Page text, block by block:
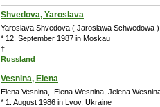
Shvedova, Yaroslava
Yaroslava Shvedova ( Jaroslawa Schwedowa )
* 12. September 1987 in Moskau
†
Russland
Vesnina, Elena
Elena Vesnina, Elena Wesnina, Jelena
* 1. August 1986 in Lvov, Ukraine